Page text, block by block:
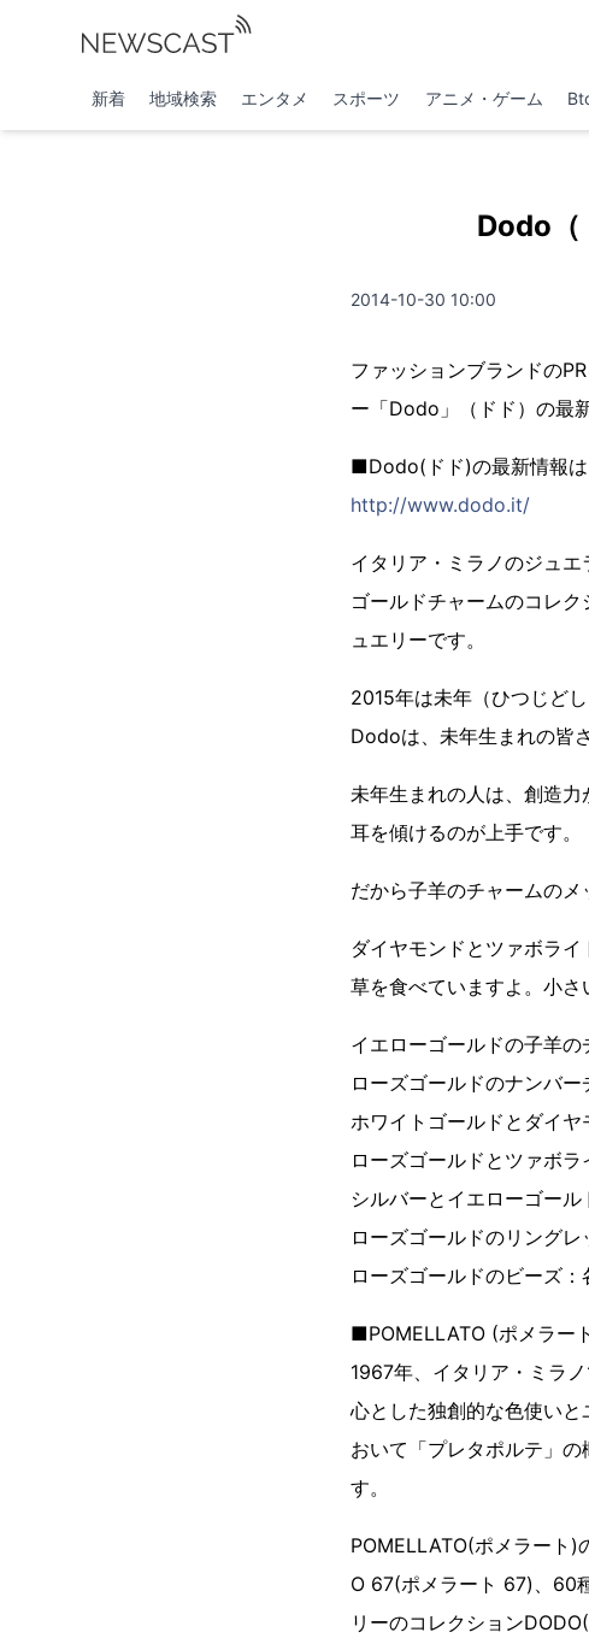
新着 地域検索 エンタメ スポーツ アニメ・ゲーム
Dodo（
2014-10-30 10:00
ファッションブランドの
ー「Dodo」（ドド）の最
■Dodo(ドド)の最新情報は
http://www.dodo.it/
イタリア・ミラノのジュ
ゴールドチャームのコレ
ュエリーです。
2015年は未年（ひつじどし
Dodoは、未年生まれの皆
未年生まれの人は、創造
耳を傾けるのが上手です。
だから子羊のチャームのメ
ダイヤモンドとツァボラ
草を食べていますよ。小さ
イエローゴールドの子羊の
ローズゴールドのナンバ
ホワイトゴールドとダイヤ
ローズゴールドとツァボ
シルバーとイエローゴー
ローズゴールドのリング
ローズゴールドのビーズ：
■POMELLATO (ポメラー
1967年、イタリア・ミラ
心とした独創的な色使い
おいて「プレタポルテ」
す。
POMELLATO(ポメラート)
O 67(ポメラート 67)、60
リーのコレクション